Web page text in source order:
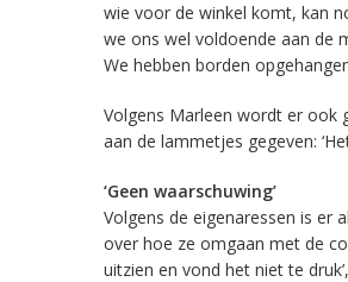
wie voor de winkel komt, kan
we ons wel voldoende aan de
We hebben borden
Volgens Marleen wordt er ook
aan de lammetjes gegeven:
‘Geen waarschuwing’
Volgens de eigenaressen is er
over hoe ze omgaan met de
uitzien en vond het niet te